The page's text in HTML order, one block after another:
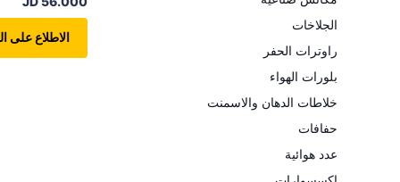
الاطلاع على
الجلاخات
راوترات الحفر
بلورات الهواء
خلاطات الدهان والاسمنت
حفافات
عدد هوائية